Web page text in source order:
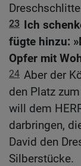
23 Ich
fügte hinzu:
Opfer mit
24 Aber der
den Platz
will dem
darbringen,
David den
Silberstücke.